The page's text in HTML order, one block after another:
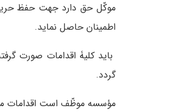
موکّل حق دارد جهت حفظ
اطمینان حاصل نماید.
گردد.
مؤسسه موظّف است اقدامات